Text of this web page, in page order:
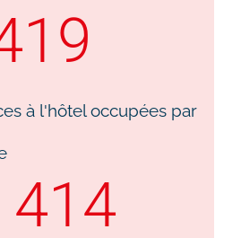
à l'hôtel occupées par
414